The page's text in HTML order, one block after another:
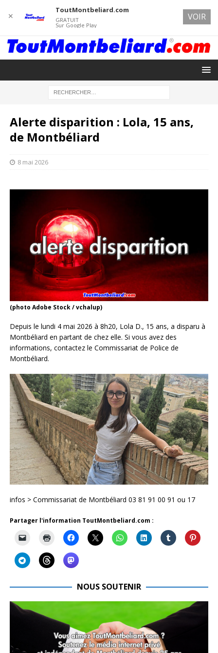
Alerte disparition : Lola, 15 ans,
de Montbéliard
8 mai 2026
(photo Adobe Stock / vchalup)
Depuis le lundi 4 mai 2026 à 8h20, Lola D., 15 ans, a disparu à
Montbéliard en partant de chez elle. Si vous avez des
informations, contactez le Commissariat de Police de
Montbéliard.
infos > Commissariat de Montbéliard 03 81 91 00 91 ou 17
Partager l'information ToutMontbeliard.com :
NOUS SOUTENIR
✕
ToutMontbeliard.com
GRATUIT
Sur Google Play
VOIR